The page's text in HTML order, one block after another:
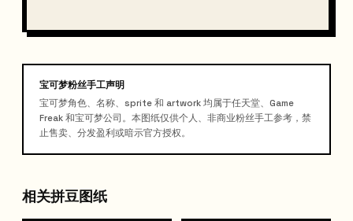
宝可梦粉丝手工声明
宝可梦角色、名称、sprite 和 artwork 均属于任天堂、Game
Freak 和宝可梦公司。本图纸仅供个人、非商业粉丝手工参考，禁
止售卖、分发盈利或暗示官方授权。
相关拼豆图纸